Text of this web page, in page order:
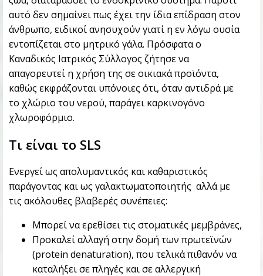
αυτό δεν σημαίνει πως έχει την ίδια επίδραση στον
άνθρωπο, ειδικοί ανησυχούν γιατί η εν λόγω ουσία
εντοπίζεται στο μητρικό γάλα. Πρόσφατα ο
Καναδικός Ιατρικός Σύλλογος ζήτησε να
απαγορευτεί η χρήση της σε οικιακά προϊόντα,
καθώς εκφράζονται υπόνοιες ότι, όταν αντιδρά με
το χλώριο του νερού, παράγει καρκινογόνο
χλωροφόρμιο.
Τι είναι το SLS
Ενεργεί ως απολυμαντικός και καθαριστικός
παράγοντας και ως γαλακτωματοποιητής αλλά με
τις ακόλουθες βλαβερές συνέπειες:
Μπορεί να ερεθίσει τις στοματικές μεμβράνες,
Προκαλεί αλλαγή στην δομή των πρωτεϊνών
(protein denaturation), που τελικά πιθανόν να
καταλήξει σε πληγές και σε αλλεργική